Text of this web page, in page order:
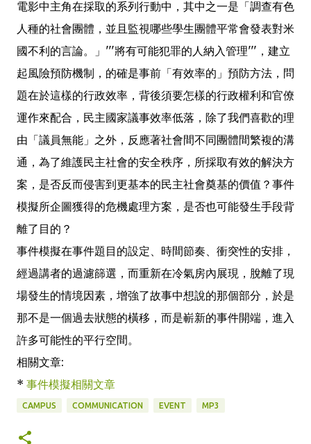
電影中主角在採取的系列行動中，其中之一是「調查有色
人種的社會團體，並且監視哪些學生團體平常會發表對米
國不利的言論。」'''將有可能犯罪的人納入管理'''，建立
起風險預防機制，的確是事前「有效率的」預防方法，問
題在於這樣的行政效率，背後須要怎樣的行政權利和官僚
運作來配合，民主國家議事效率低落，除了我們喜歡的理
由「議員無能」之外，反應著社會間不同團體間繁複的溝
通，為了維護民主社會的安全秩序，所採取有效的解決方
案，是否反而侵害到更基本的民主社會奠基的價值？事件
模擬所企圖獲得的危機處理方案，是否也可能發生手段背
離了目的？
事件模擬在事件題目的設定、時間節奏、衝突性的安排，
經過講者的過濾篩選，而重新在冷氣房內展現，脫離了現
場發生的情境因素，增強了故事中想說的那個部分，於是
那不是一個過去狀態的橫移，而是嶄新的事件開端，進入
許多可能性的平行空間。
相關文章:
* 事件模擬相關文章
CAMPUS COMMUNICATION EVENT MP3